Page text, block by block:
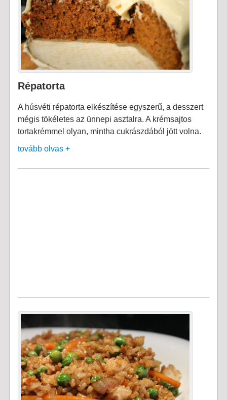
Répatorta
A húsvéti répatorta elkészítése egyszerű, a desszert
mégis tökéletes az ünnepi asztalra. A krémsajtos
tortakrémmel olyan, mintha cukrászdából jött volna.
tovább olvas +